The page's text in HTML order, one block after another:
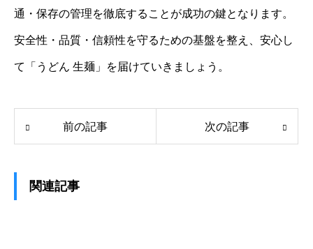
通・保存の管理を徹底することが成功の鍵となります。
安全性・品質・信頼性を守るための基盤を整え、安心し
て「うどん 生麺」を届けていきましょう。
前の記事 次の記事
関連記事